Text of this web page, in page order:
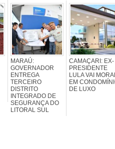
MARAÚ:
GOVERNADOR
ENTREGA
TERCEIRO
DISTRITO
INTEGRADO DE
SEGURANÇA DO
LITORAL SUL
CAMAÇARI: EX-
PRESIDENTE
LULA VAI
EM
DE LUXO